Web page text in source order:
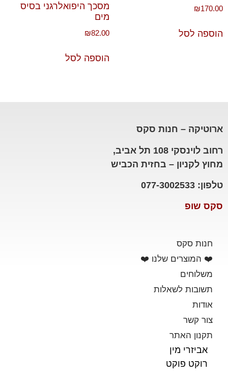
₪170.00
הוספה לסל
מסכך היפואלרגני בסיס
מים
₪82.00
הוספה לסל
ארוטיקה – חנות סקס
רחוב לוינסקי 108 תל אביב,
מחוץ לקניון – בחזית הכביש
טלפון: 077-3002533
סקס שופ
חנות סקס
❤️ המוצרים שלנו ❤️
משלוחים
תשובות לשאלות
אודות
צור קשר
תקנון האתר
אביזרי מין
רוקט פוקט